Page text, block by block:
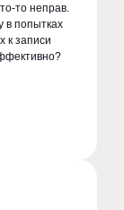
то неправ.
в попытках
к записи